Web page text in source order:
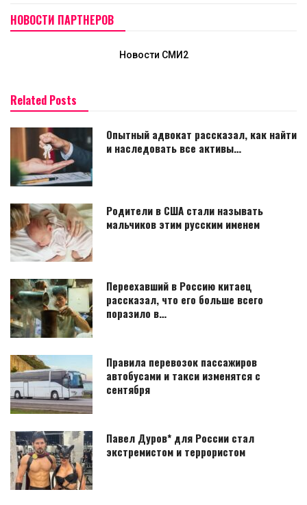
НОВОСТИ ПАРТНЕРОВ
Новости СМИ2
Related Posts
Опытный адвокат рассказал, как найти
и наследовать все активы…
Родители в США стали называть
мальчиков этим русским именем
Переехавший в Россию китаец
рассказал, что его больше всего
поразило в…
Правила перевозок пассажиров
автобусами и такси изменятся с
сентября
Павел Дуров* для России стал
экстремистом и террористом